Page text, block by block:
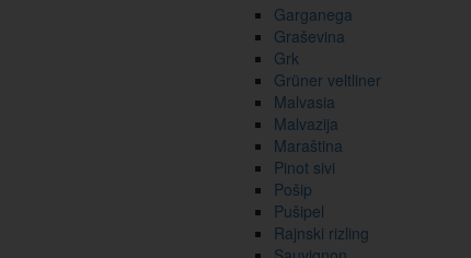
Garganega
Graševina
Grk
Grüner veltliner
Malvasia
Malvazija
Maraština
Pinot sivi
Pošip
Pušipel
Rajnski rizling